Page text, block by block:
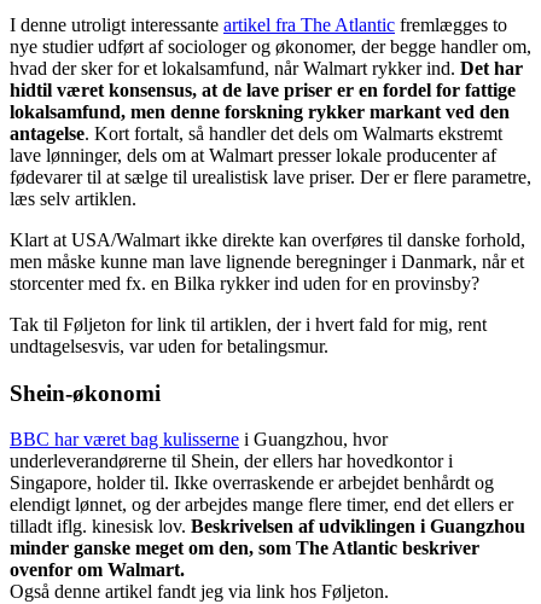
I denne utroligt interessante artikel fra The Atlantic fremlægges to
nye studier udført af sociologer og økonomer, der begge handler om,
hvad der sker for et lokalsamfund, når Walmart rykker ind. Det har
hidtil været konsensus, at de lave priser er en fordel for fattige
lokalsamfund, men denne forskning rykker markant ved den
antagelse. Kort fortalt, så handler det dels om Walmarts ekstremt
lave lønninger, dels om at Walmart presser lokale producenter af
fødevarer til at sælge til urealistisk lave priser. Der er flere parametre,
læs selv artiklen.
Klart at USA/Walmart ikke direkte kan overføres til danske forhold,
men måske kunne man lave lignende beregninger i Danmark, når et
storcenter med fx. en Bilka rykker ind uden for en provinsby?
Tak til Føljeton for link til artiklen, der i hvert fald for mig, rent
undtagelsesvis, var uden for betalingsmur.
Shein-økonomi
BBC har været bag kulisserne i Guangzhou, hvor
underleverandørerne til Shein, der ellers har hovedkontor i
Singapore, holder til. Ikke overraskende er arbejdet benhårdt og
elendigt lønnet, og der arbejdes mange flere timer, end det ellers er
tilladt iflg. kinesisk lov. Beskrivelsen af udviklingen i Guangzhou
minder ganske meget om den, som The Atlantic beskriver
ovenfor om Walmart.
Også denne artikel fandt jeg via link hos Føljeton.